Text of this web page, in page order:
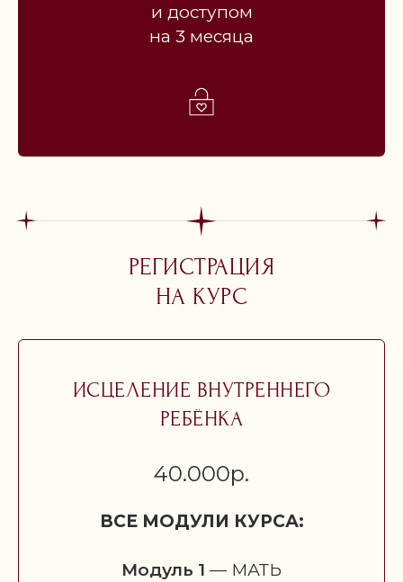
и доступом
на 3 месяца
РЕГИСТРАЦИЯ
НА КУРС
ИСЦЕЛЕНИЕ ВНУТРЕННЕГО
РЕБЁНКА
40.000р.
ВСЕ МОДУЛИ КУРСА:
Модуль 1 — МАТЬ
АНТИДЕПРЕССАНТЫ
ДОСТУП
ПОСЛЕ КУРСА?
СКОЛЬКО ВРЕМЕНИ
ВЫДЕЛЯТЬ НА КУРС?